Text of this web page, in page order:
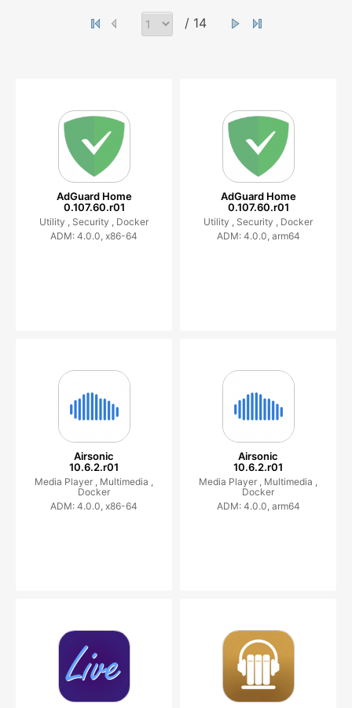
/ 14
AdGuard Home
0.107.60.r01
Utility , Security , Docker
ADM: 4.0.0, x86-64
AdGuard Home
0.107.60.r01
Utility , Security , Docker
ADM: 4.0.0, arm64
Airsonic
10.6.2.r01
Media Player , Multimedia ,
Docker
ADM: 4.0.0, x86-64
Airsonic
10.6.2.r01
Media Player , Multimedia ,
Docker
ADM: 4.0.0, arm64